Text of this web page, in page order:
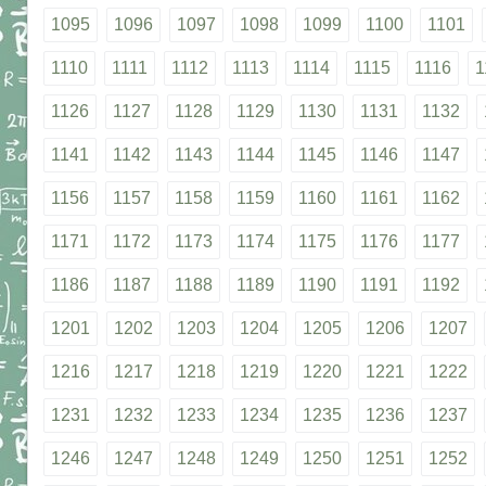
1095 1096 1097 1098 1099 1100 1101
1110 1111 1112 1113 1114 1115 1116
1126 1127 1128 1129 1130 1131 1132
1141 1142 1143 1144 1145 1146 1147
1156 1157 1158 1159 1160 1161 1162
1171 1172 1173 1174 1175 1176 1177
1186 1187 1188 1189 1190 1191 1192
1201 1202 1203 1204 1205 1206 1207
1216 1217 1218 1219 1220 1221 1222
1231 1232 1233 1234 1235 1236 1237
1246 1247 1248 1249 1250 1251 1252